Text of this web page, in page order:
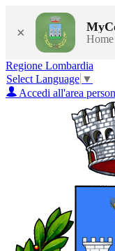
× Home
Regione Lombardia
Select Language ▼
Accedi all'area